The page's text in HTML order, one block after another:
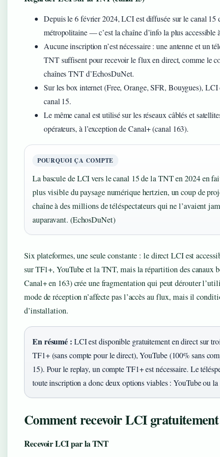
Depuis le 6 février 2024, LCI est diffusée sur le canal 15
métropolitaine — c’est la chaîne d’info la plus accessible
Aucune inscription n’est nécessaire : une antenne et un
TNT suffisent pour recevoir le flux en direct, comme le
chaînes TNT d’EchosDuNet.
Sur les box internet (Free, Orange, SFR, Bouygues), LCI
canal 15.
Le même canal est utilisé sur les réseaux câblés et
opérateurs, à l’exception de Canal+ (canal 163).
POURQUOI ÇA COMPTE
La bascule de LCI vers le canal 15 de la TNT en 2024 en
plus visible du paysage numérique hertzien, un coup de
chaîne à des millions de téléspectateurs qui ne l’avaient
auparavant. (EchosDuNet)
Six plateformes, une seule constante : le direct LCI est
sur TF1+, YouTube et la TNT, mais la répartition des canaux
Canal+ en 163) crée une fragmentation qui peut dérouter
mode de réception n’affecte pas l’accès au flux, mais il
d’installation.
En résumé : LCI est disponible gratuitement en direct sur
TF1+ (sans compte pour le direct), YouTube (100% sans
15). Pour le replay, un compte TF1+ est nécessaire. Le
toute inscription a donc deux options viables : YouTube ou
Comment recevoir LCI
Recevoir LCI par la TNT